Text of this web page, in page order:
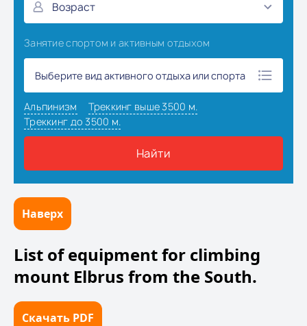
Наверх
List of equipment for climbing
mount Elbrus from the South.
Скачать PDF